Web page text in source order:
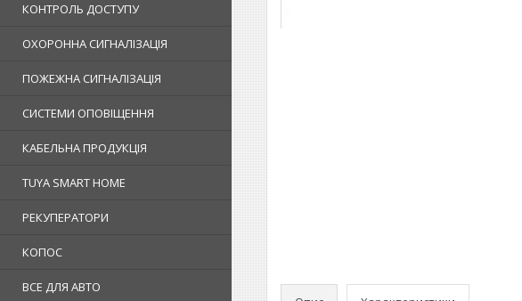
КОНТРОЛЬ ДОСТУПУ
ОХОРОННА СИГНАЛІЗАЦІЯ
ПОЖЕЖНА СИГНАЛІЗАЦІЯ
СИСТЕМИ ОПОВІЩЕННЯ
КАБЕЛЬНА ПРОДУКЦІЯ
TUYA SMART HOME
РЕКУПЕРАТОРИ
КОПОС
ВСЕ ДЛЯ АВТО